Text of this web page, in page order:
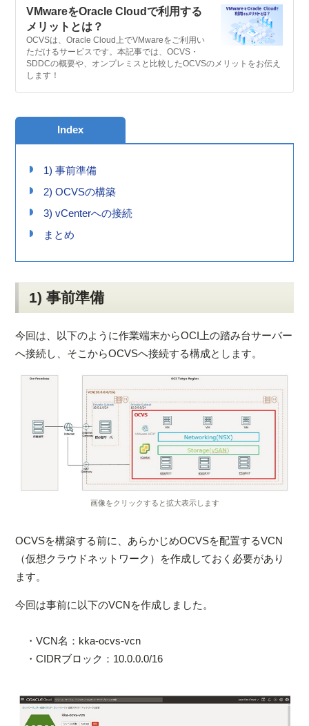
VMwareをOracle Cloudで利用する
メリットとは？
OCVSは、Oracle Cloud上でVMwareをご利用い
ただけるサービスです。本記事では、OCVS・
SDDCの概要や、オンプレミスと比較したOCVSのメリットをお伝え
します！
Index
1) 事前準備
2) OCVSの構築
3) vCenterへの接続
まとめ
1) 事前準備
今回は、以下のように作業端末からOCI上の踏み台サーバー
へ接続し、そこからOCVSへ接続する構成とします。
画像をクリックすると拡大表示します
OCVSを構築する前に、あらかじめOCVSを配置するVCN
（仮想クラウドネットワーク）を作成しておく必要があり
ます。
今回は事前に以下のVCNを作成しました。
・VCN名：kka-ocvs-vcn
・CIDRブロック：10.0.0.0/16